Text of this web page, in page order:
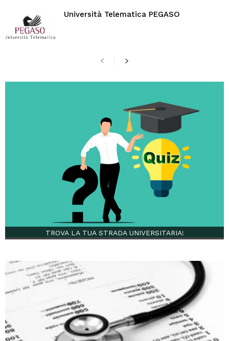
Università Telematica PEGASO
TROVA LA TUA STRADA UNIVERSITARIA!